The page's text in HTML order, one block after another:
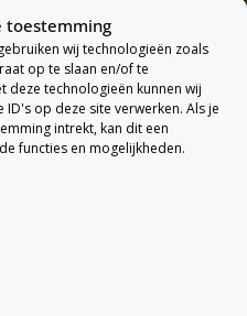
toestemming
wij technologieën zoals
op te slaan en/of te
deze technologieën kunnen wij
op deze site verwerken. Als je
intrekt, kan dit een
functies en mogelijkheden.
Over Verz
ekering.nl
Ons team
Dienstverl
ening